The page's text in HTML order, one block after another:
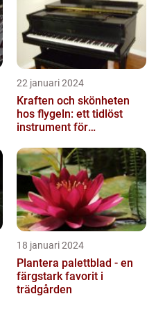
22 januari 2024
Kraften och skönheten
hos flygeln: ett tidlöst
instrument för
18 januari 2024
Plantera palettblad - en
färgstark favorit i
trädgården